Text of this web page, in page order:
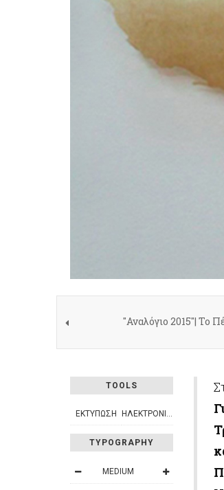
"Αναλόγιο 2015"| Το
TOOLS
ΕΚΤΎΠΩΣΗ ΗΛΕΚΤΡΟΝΙΚΌ ΤΑΧΥΔΡΟΜΕΊΟ
TYPOGRAPHY
MEDIUM